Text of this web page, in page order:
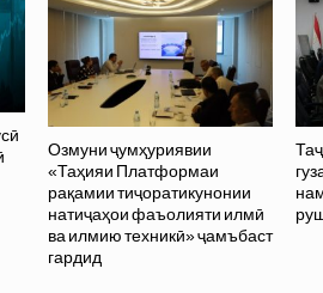
Озмуни ҷумҳуриявии
«Таҳияи Платформаи
рақамии тиҷоратикунонии
натиҷаҳои фаъолияти илмӣ
ва илмию техникӣ» ҷамъбаст
гардид